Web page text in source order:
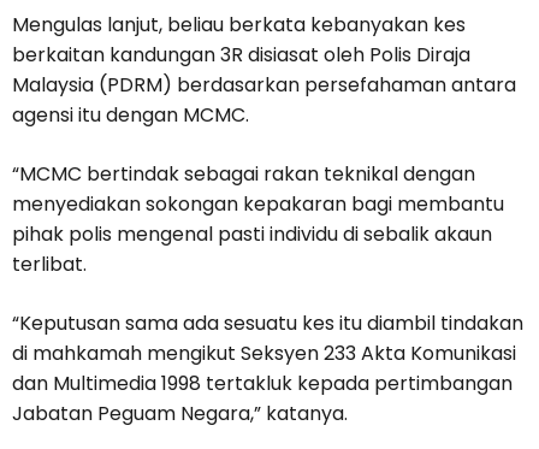
Mengulas lanjut, beliau berkata kebanyakan kes
berkaitan kandungan 3R disiasat oleh Polis Diraja
Malaysia (PDRM) berdasarkan persefahaman antara
agensi itu dengan MCMC.
“MCMC bertindak sebagai rakan teknikal dengan
menyediakan sokongan kepakaran bagi membantu
pihak polis mengenal pasti individu di sebalik akaun
terlibat.
“Keputusan sama ada sesuatu kes itu diambil tindakan
di mahkamah mengikut Seksyen 233 Akta Komunikasi
dan Multimedia 1998 tertakluk kepada pertimbangan
Jabatan Peguam Negara,” katanya.